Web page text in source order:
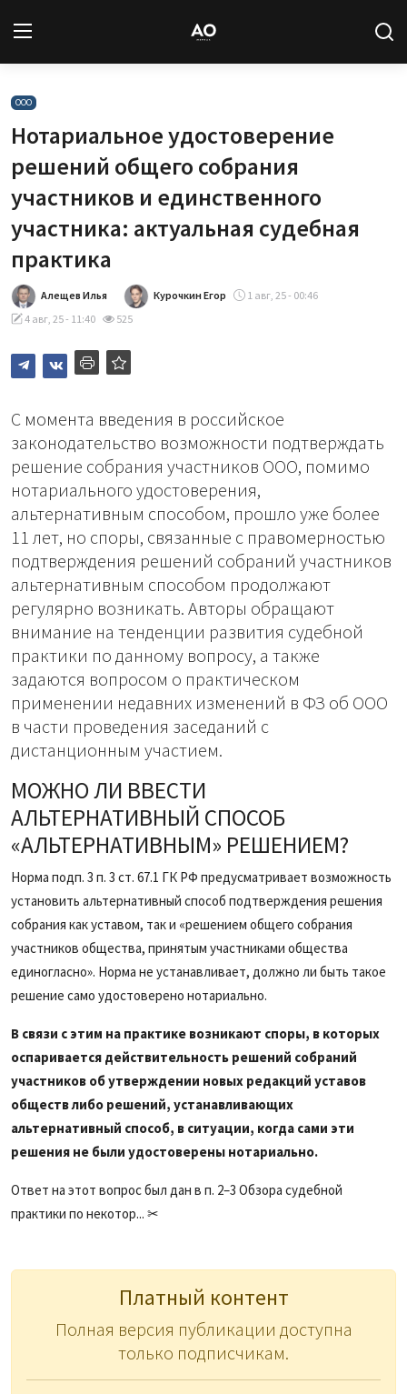
Новости
Статьи
Авторы
Архив
Подписка
ООО
Нотариальное удостоверение
решений общего собрания
участников и единственного
участника: актуальная судебная
практика
Алещев Илья Курочкин Егор
1 авг, 25 - 00:46
4 авг, 25 - 11:40
525
С момента введения в российское
законодательство возможности подтверждать
решение собрания участников ООО, помимо
нотариального удостоверения,
альтернативным способом, прошло уже более
11 лет, но споры, связанные с правомерностью
подтверждения решений собраний участников
альтернативным способом продолжают
регулярно возникать. Авторы обращают
внимание на тенденции развития судебной
практики по данному вопросу, а также
задаются вопросом о практическом
применении недавних изменений в ФЗ об ООО
в части проведения заседаний с
дистанционным участием.
МОЖНО ЛИ ВВЕСТИ
АЛЬТЕРНАТИВНЫЙ СПОСОБ
«АЛЬТЕРНАТИВНЫМ» РЕШЕНИЕМ?
Норма подп. 3 п. 3 ст. 67.1 ГК РФ предусматривает возможность
установить альтернативный способ подтверждения решения
собрания как уставом, так и «решением общего собрания
участников общества, принятым участниками общества
единогласно». Норма не устанавливает, должно ли быть такое
решение само удостоверено нотариально.
В связи с этим на практике возникают споры, в которых
оспаривается действительность решений собраний
участников об утверждении новых редакций уставов
обществ либо решений, устанавливающих
альтернативный способ, в ситуации, когда сами эти
решения не были удостоверены нотариально.
Ответ на этот вопрос был дан в п. 2–3 Обзора судебной
практики по некотор... ✂
Платный контент
Полная версия публикации доступна
только подписчикам.